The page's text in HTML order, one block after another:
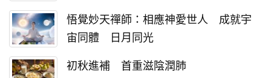
悟覺妙天禪師：相應神愛世人 成就宇
宙同體 日月同光
初秋進補 首重滋陰潤肺